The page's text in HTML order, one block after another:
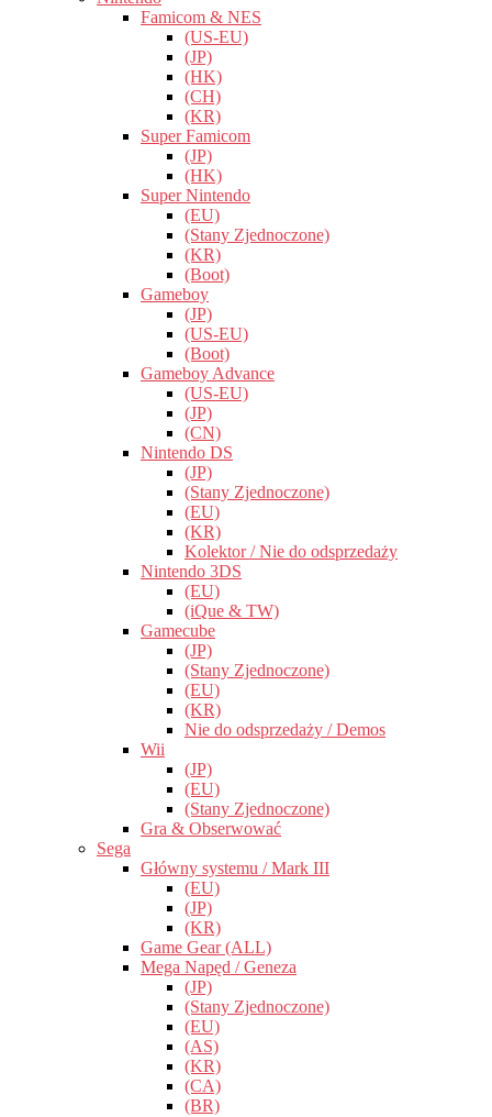
Famicom & NES
(US-EU)
(JP)
(HK)
(CH)
(KR)
Super Famicom
(JP)
(HK)
Super Nintendo
(EU)
(Stany Zjednoczone)
(KR)
(Boot)
Gameboy
(JP)
(US-EU)
(Boot)
Gameboy Advance
(US-EU)
(JP)
(CN)
Nintendo DS
(JP)
(Stany Zjednoczone)
(EU)
(KR)
Kolektor / Nie do odsprzedaży
Nintendo 3DS
(EU)
(iQue & TW)
Gamecube
(JP)
(Stany Zjednoczone)
(EU)
(KR)
Nie do odsprzedaży / Demos
Wii
(JP)
(EU)
(Stany Zjednoczone)
Gra & Obserwować
Sega
Główny systemu / Mark III
(EU)
(JP)
(KR)
Game Gear (ALL)
Mega Napęd / Geneza
(JP)
(Stany Zjednoczone)
(EU)
(AS)
(KR)
(CA)
(BR)